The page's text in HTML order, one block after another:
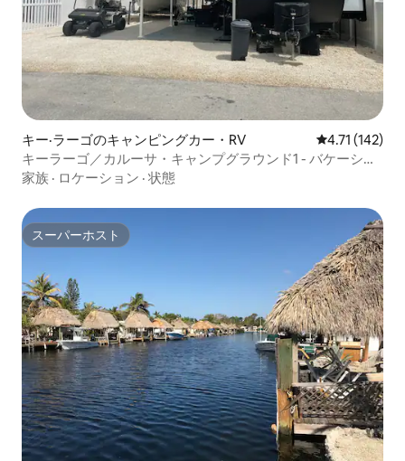
キー·ラーゴのキャンピングカー・RV レビュー142
4.71 (142)
キーラーゴ／カルーサ・キャンプグラウンド1 - バケーショ
ン用RVレンタル
家族 · ロケーション · 状態
スーパーホスト
スーパーホスト